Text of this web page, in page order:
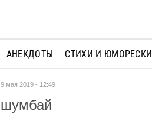
АНЕКДОТЫ СТИХИ И ЮМОРЕСКИ
9 мая 2019 - 12:49
шумбай